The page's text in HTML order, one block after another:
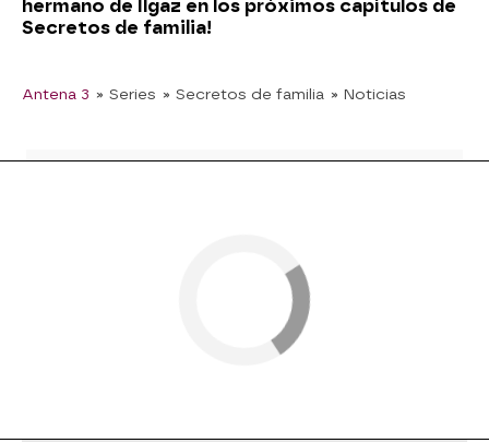
hermano de Ilgaz en los próximos capítulos de
Secretos de familia!
Antena 3 » Series » Secretos de familia » Noticias